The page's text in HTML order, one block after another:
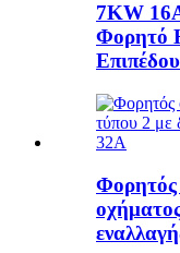
7KW
Φορητό
Φορητός